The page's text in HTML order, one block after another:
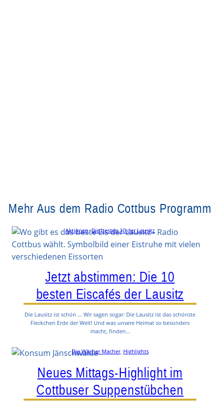
Mehr Aus dem Radio Cottbus Programm
Aktionen, Die besten 10 der Lausitz
Jetzt abstimmen: Die 10
besten Eiscafés der Lausitz
Die Lausitz ist schön … Wir sagen sogar: Die Lausitz ist das schönste
Fleckchen Erde der Welt! Und was unsere Heimat so besonders
macht, finden…
Die Wacher Macher, Highlights
Neues Mittags-Highlight im
Cottbuser Suppenstübchen